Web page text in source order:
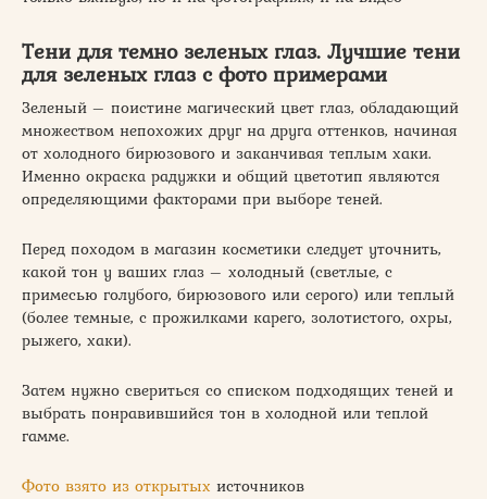
Тени для темно зеленых глаз. Лучшие тени
для зеленых глаз с фото примерами
Зеленый – поистине магический цвет глаз, обладающий
множеством непохожих друг на друга оттенков, начиная
от холодного бирюзового и заканчивая теплым хаки.
Именно окраска радужки и общий цветотип являются
определяющими факторами при выборе теней.
Перед походом в магазин косметики следует уточнить,
какой тон у ваших глаз – холодный (светлые, с
примесью голубого, бирюзового или серого) или теплый
(более темные, с прожилками карего, золотистого, охры,
рыжего, хаки).
Затем нужно свериться со списком подходящих теней и
выбрать понравившийся тон в холодной или теплой
гамме.
Фото взято из открытых источников